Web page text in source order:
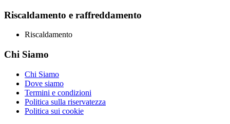
Riscaldamento e raffreddamento
Riscaldamento
Chi Siamo
Chi Siamo
Dove siamo
Termini e condizioni
Politica sulla riservatezza
Politica sui cookie